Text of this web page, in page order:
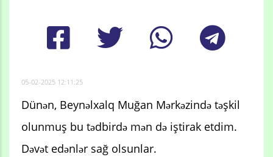
05-02-2025 12:11:25
Dünən, Beynəlxalq Muğan Mərkəzində təşkil
olunmuş bu tədbirdə mən də iştirak etdim.
Dəvət edənlər sağ olsunlar.